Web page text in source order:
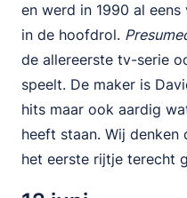
en werd in 1990 al
in de hoofdrol.
de allereerste tv-serie
speelt. De maker is
hits maar ook aardig
heeft staan. Wij denken
het eerste rijtje terecht